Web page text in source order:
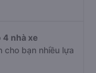
4 nhà xe
cho bạn nhiều lựa